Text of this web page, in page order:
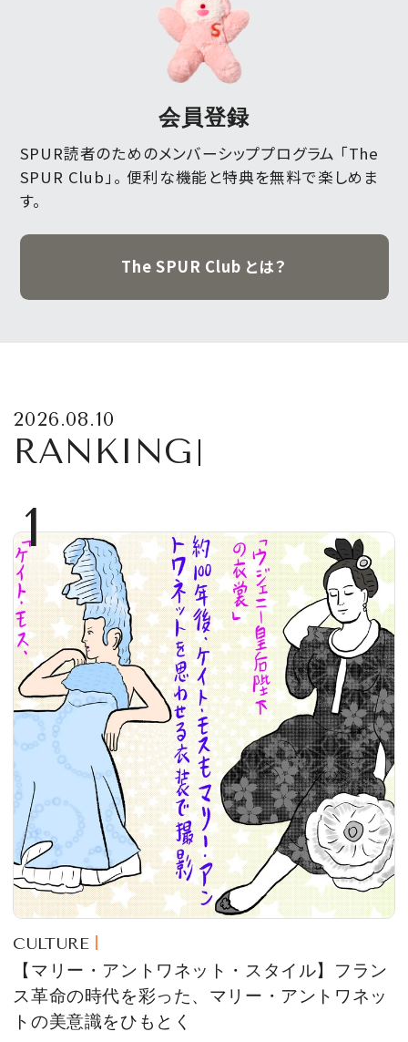
会員登録
SPUR読者のためのメンバーシッププログラム 「The
SPUR Club」。 便利な機能と特典を無料で楽しめま
す。
The SPUR Club とは？
2026.08.10
RANKING
1
CULTURE
【マリー・アントワネット・スタイル】フラン
ス革命の時代を彩った、マリー・アントワネッ
トの美意識をひもとく